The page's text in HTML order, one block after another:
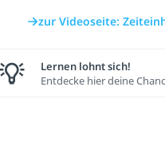
zur Videoseite:
Lernen lohnt sich!
Entdecke hier deine